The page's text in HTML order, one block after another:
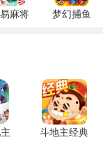
到相应的惩罚。
为上游、二游、
，一名则为下
麻将
梦幻捕鱼
斗地主经典